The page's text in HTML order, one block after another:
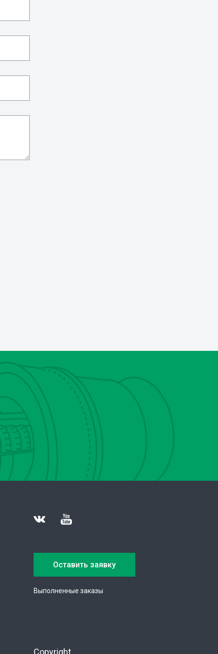
Оставить заявку
Выполненные заказы
Copyright